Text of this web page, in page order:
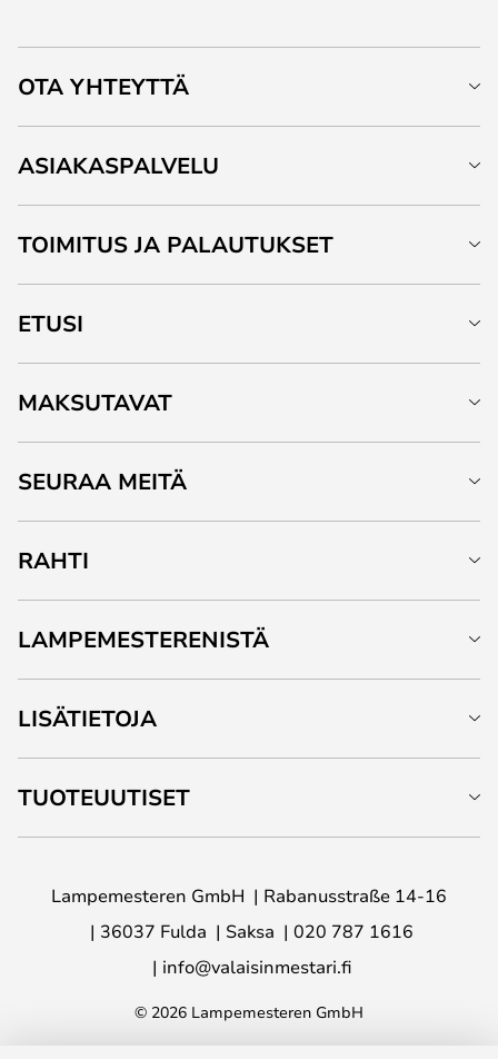
OTA YHTEYTTÄ
ASIAKASPALVELU
TOIMITUS JA PALAUTUKSET
ETUSI
MAKSUTAVAT
SEURAA MEITÄ
RAHTI
LAMPEMESTERENISTÄ
LISÄTIETOJA
TUOTEUUTISET
Lampemesteren GmbH
Rabanusstraße 14-16
36037 Fulda
Saksa
020 787 1616
info@valaisinmestari.fi
© 2026 Lampemesteren GmbH